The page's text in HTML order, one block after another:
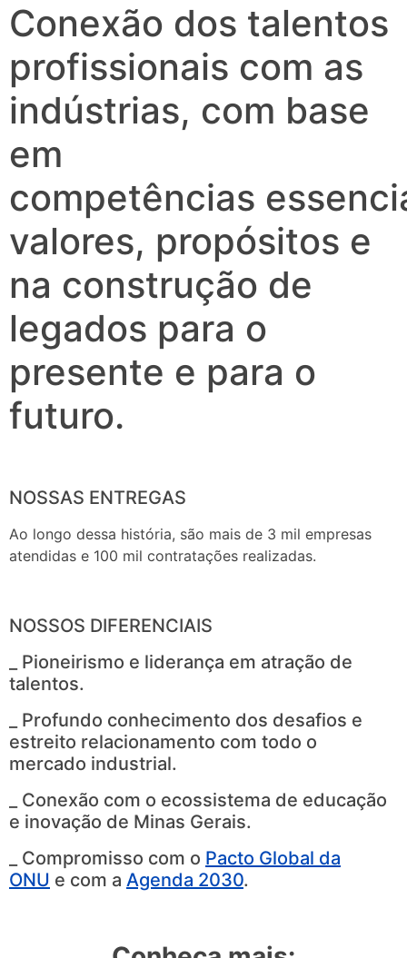
Conexão dos talentos
profissionais com as
indústrias, com base
em
competências
valores, propósitos e
na construção de
legados para o
presente e para o
futuro.
NOSSAS ENTREGAS
Ao longo dessa história, são mais de 3 mil empresas
atendidas e 100 mil contratações realizadas.
NOSSOS DIFERENCIAIS
_ Pioneirismo e liderança em atração de
talentos.
_ Profundo conhecimento dos desafios e
estreito relacionamento com todo o
mercado industrial.
_ Conexão com o ecossistema de educação
e inovação de Minas Gerais.
_ Compromisso com o Pacto Global da
ONU e com a Agenda 2030.